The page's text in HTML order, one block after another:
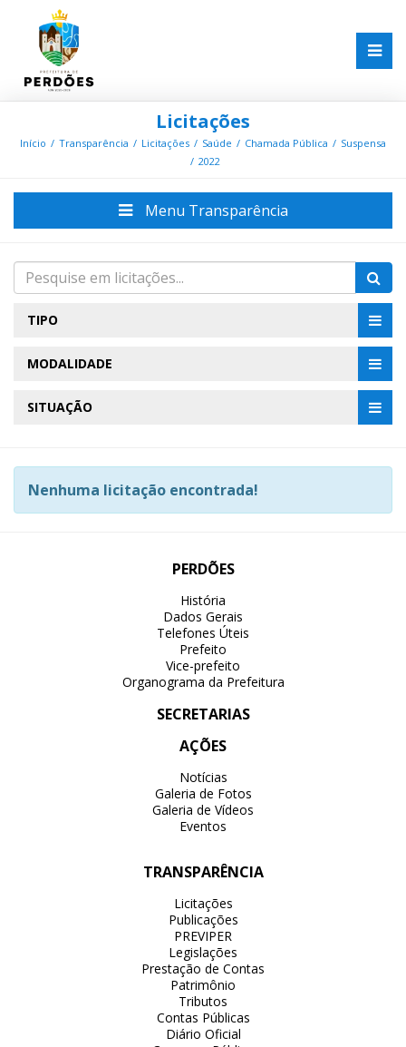
Licitações
Início Transparência Licitações Saúde Chamada Pública
Suspensa
2022
Menu Transparência
TIPO
MODALIDADE
SITUAÇÃO
Nenhuma licitação encontrada!
PERDÕES
História
Dados Gerais
Telefones Úteis
Prefeito
Vice-prefeito
Organograma da Prefeitura
SECRETARIAS
AÇÕES
Notícias
Galeria de Fotos
Galeria de Vídeos
Eventos
TRANSPARÊNCIA
Licitações
Publicações
PREVIPER
Legislações
Prestação de Contas
Patrimônio
Tributos
Contas Públicas
Diário Oficial